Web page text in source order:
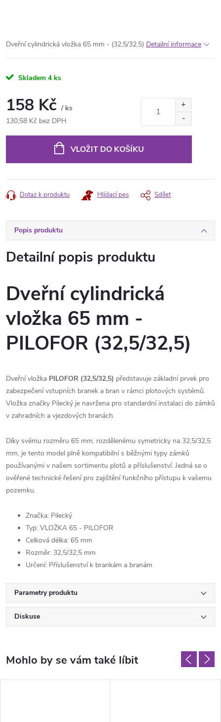
Dveřní cylindrická vložka 65 mm - (32,5/32,5) Detailní informace
Skladem 4 ks
158 Kč / ks
130,58 Kč bez DPH
VLOŽIT DO KOŠÍKU
Dotaz k produktu Hlídací pes Sdílet
Popis produktu
Detailní popis produktu
Dveřní cylindrická
vložka 65 mm -
PILOFOR (32,5/32,5)
Dveřní vložka PILOFOR (32,5/32,5) představuje základní prvek pro
zabezpečení vstupních branek a bran v rámci plotových systémů.
Vložka značky Pilecký je navržena pro standardní instalaci do zámků
v zahradních a vjezdových branách.
Díky svému rozměru 65 mm, rozdělenému symetricky na 32,5/32,5
mm, je tento model plně kompatibilní s běžnými typy zámků
používanými v našem sortimentu plotů a příslušenství. Jedná se o
ověřené technické řešení pro zajištění funkčního přístupu k vašemu
pozemku.
Značka: Pilecký
Typ: VLOŽKA 65 - PILOFOR
Celková délka: 65 mm
Rozměr: 32,5/32,5 mm
Určení: Příslušenství k brankám a branám
Parametry produktu
Diskuse